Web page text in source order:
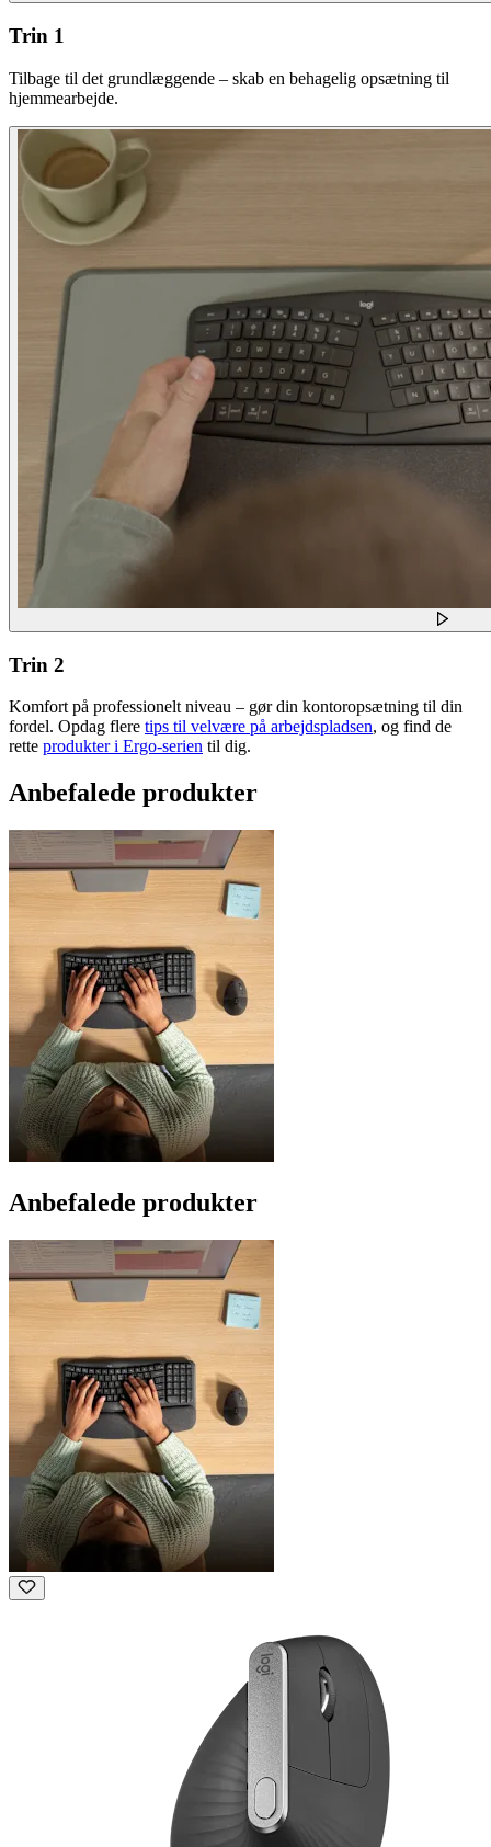
Trin 1
Tilbage til det grundlæggende – skab en behagelig opsætning til
hjemmearbejde.
Trin 2
Komfort på professionelt niveau – gør din kontoropsætning til din
fordel. Opdag flere tips til velvære på arbejdspladsen, og find de
rette produkter i Ergo-serien til dig.
Anbefalede produkter
Anbefalede produkter